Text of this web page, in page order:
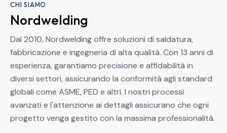
CHI SIAMO
Nordwelding
Dal 2010, Nordwelding offre soluzioni di saldatura,
fabbricazione e ingegneria di alta qualità. Con 13 anni di
esperienza, garantiamo precisione e affidabilità in
diversi settori, assicurando la conformità agli standard
globali come ASME, PED e altri. I nostri processi
avanzati e l'attenzione ai dettagli assicurano che ogni
progetto venga gestito con la massima professionalità.